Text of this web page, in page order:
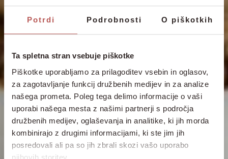
Potrdi Podrobnosti O piškotkih
Ta spletna stran vsebuje piškotke
Piškotke uporabljamo za prilagoditev vsebin in oglasov,
za zagotavljanje funkcij družbenih medijev in za analize
našega prometa. Poleg tega delimo informacije o vaši
uporabi našega mesta z našimi partnerji s področja
družbenih medijev, oglaševanja in analitike, ki jih morda
kombinirajo z drugimi informacijami, ki ste jim jih
posredovali ali pa so jih zbrali skozi vašo uporabo
njihovih storitev.